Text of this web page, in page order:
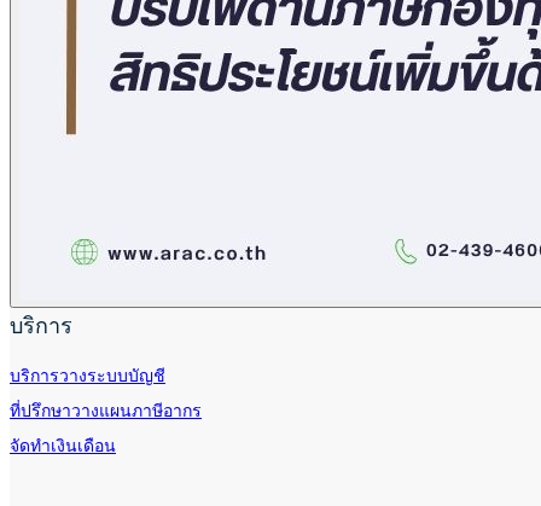
บริการ
บริการวางระบบบัญชี
ที่ปรึกษาวางแผนภาษีอากร
จัดทำเงินเดือน